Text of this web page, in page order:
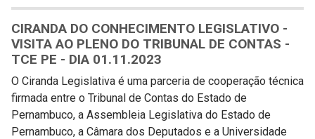
CIRANDA DO CONHECIMENTO LEGISLATIVO -
VISITA AO PLENO DO TRIBUNAL DE CONTAS -
TCE PE - DIA 01.11.2023
O Ciranda Legislativa é uma parceria de cooperação técnica
firmada entre o Tribunal de Contas do Estado de
Pernambuco, a Assembleia Legislativa do Estado de
Pernambuco, a Câmara dos Deputados e a Universidade